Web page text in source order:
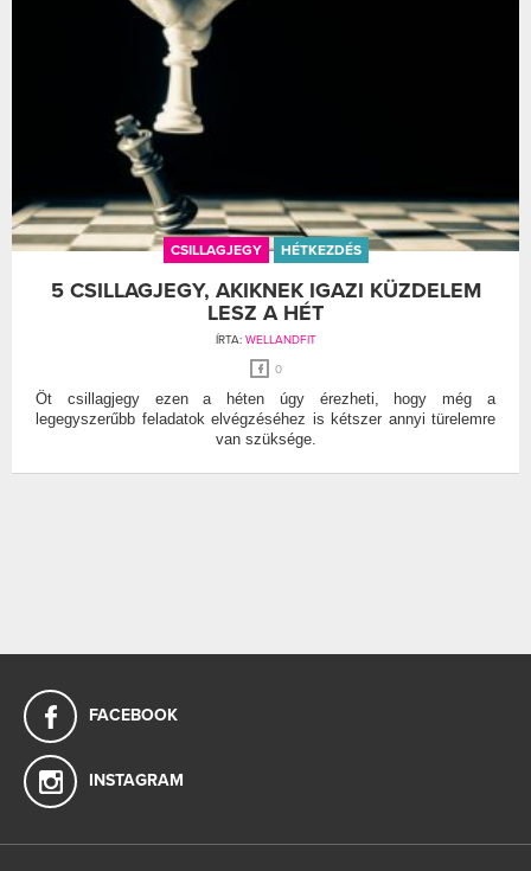
CSILLAGJEGY HÉTKEZDÉS
5 CSILLAGJEGY, AKIKNEK IGAZI KÜZDELEM
LESZ A HÉT
ÍRTA: WELLANDFIT
0
Öt csillagjegy ezen a héten úgy érezheti, hogy még a
legegyszerűbb feladatok elvégzéséhez is kétszer annyi türelemre
van szüksége.
FACEBOOK
INSTAGRAM